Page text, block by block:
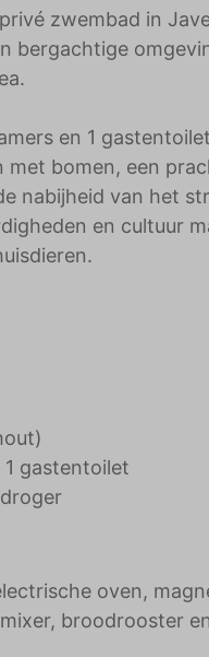
zwembad in
bergachtige
en 1
bomen, een
nabijheid van het
en cultuur
1 gastentoilet
oven,
broodrooster